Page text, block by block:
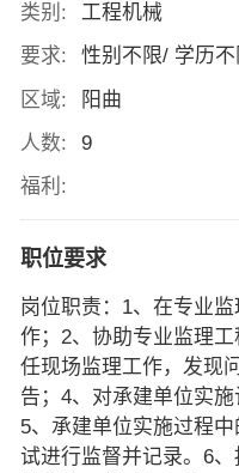
类别:
工程机械
要求:
性别不限/ 学历
区域:
阳曲
人数:
9
福利:
职位要求
岗位职责：1、在专业
作；2、协助专业监理
任现场监理工作，发现
告；4、对承建单位实施
5、承建单位实施过程
试进行监督并记录。6